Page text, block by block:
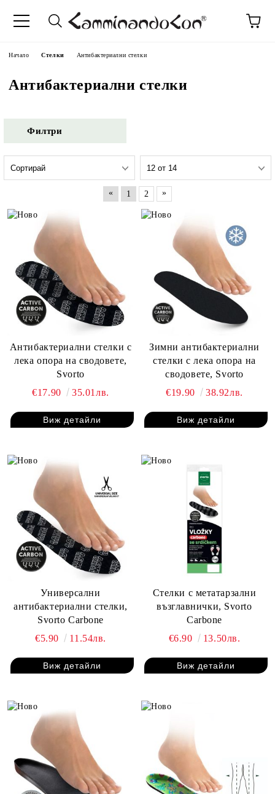
Начало Стелки Антибактериални стелки
Антибактериални стелки
Филтри
« 1 2 »
Антибактериални стелки с
лека опора на сводовете,
Svorto
€17.90
35.01лв.
Виж детайли
Зимни антибактериални
стелки с лека опора на
сводовете, Svorto
€19.90
38.92лв.
Виж детайли
Универсални
антибактериални стелки,
Svorto Carbone
€5.90
11.54лв.
Виж детайли
Стелки с метатарзални
възглавнички, Svorto
Carbone
€6.90
13.50лв.
Виж детайли